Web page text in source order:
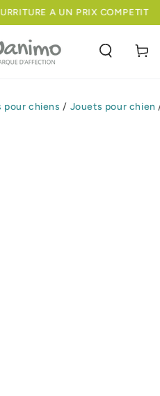
A UN PRIX COMPETITIF
Panier
pour chiens / Jouets pour chien